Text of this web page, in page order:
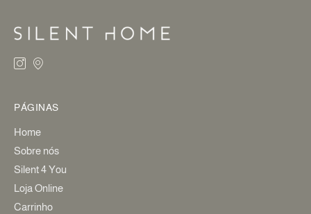
PÁGINAS
Home
Sobre nós
Silent 4 You
Loja Online
Carrinho